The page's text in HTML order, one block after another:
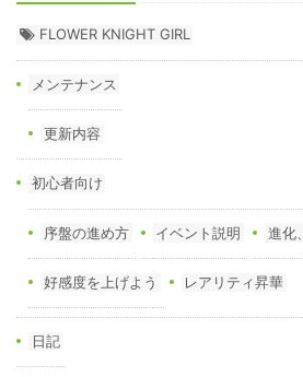
FLOWER KNIGHT GIRL
メンテナンス
更新内容
初心者向け
序盤の進め方 イベント説明 進化
好感度を上げよう レアリティ昇華
日記